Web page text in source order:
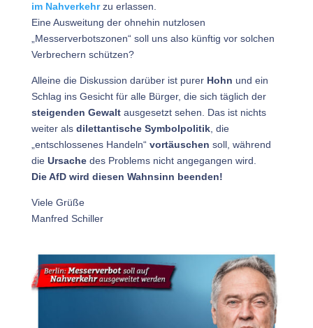
im Nahverkehrzu erlassen.
Eine Ausweitung der ohnehin nutzlosen
„Messerverbotszonen“ soll uns also künftig vor solchen
Verbrechern schützen?
Alleine die Diskussion darüber ist purer Hohn und ein
Schlag ins Gesicht für alle Bürger, die sich täglich der
steigenden Gewaltausgesetzt sehen. Das ist nichts
weiter als dilettantische Symbolpolitik, die
„entschlossenes Handeln“ vortäuschen soll, während
die Ursachedes Problems nicht angegangen wird.
Die AfD wird diesen Wahnsinn beenden!
Viele Grüße
Manfred Schiller